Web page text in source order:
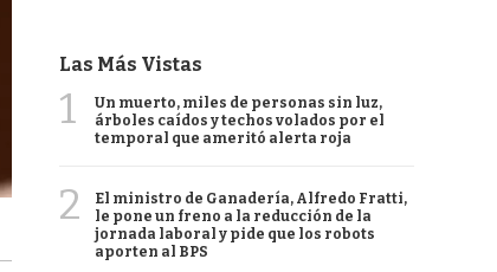
Las Más Vistas
1
Un muerto, miles de personas sin luz,
árboles caídos y techos volados por el
temporal que ameritó alerta roja
2
El ministro de Ganadería, Alfredo Fratti,
le pone un freno a la reducción de la
jornada laboral y pide que los robots
aporten al BPS